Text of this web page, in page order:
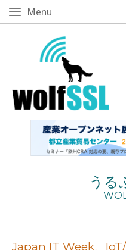
Skip
Menu
うる
Japan IT Week、